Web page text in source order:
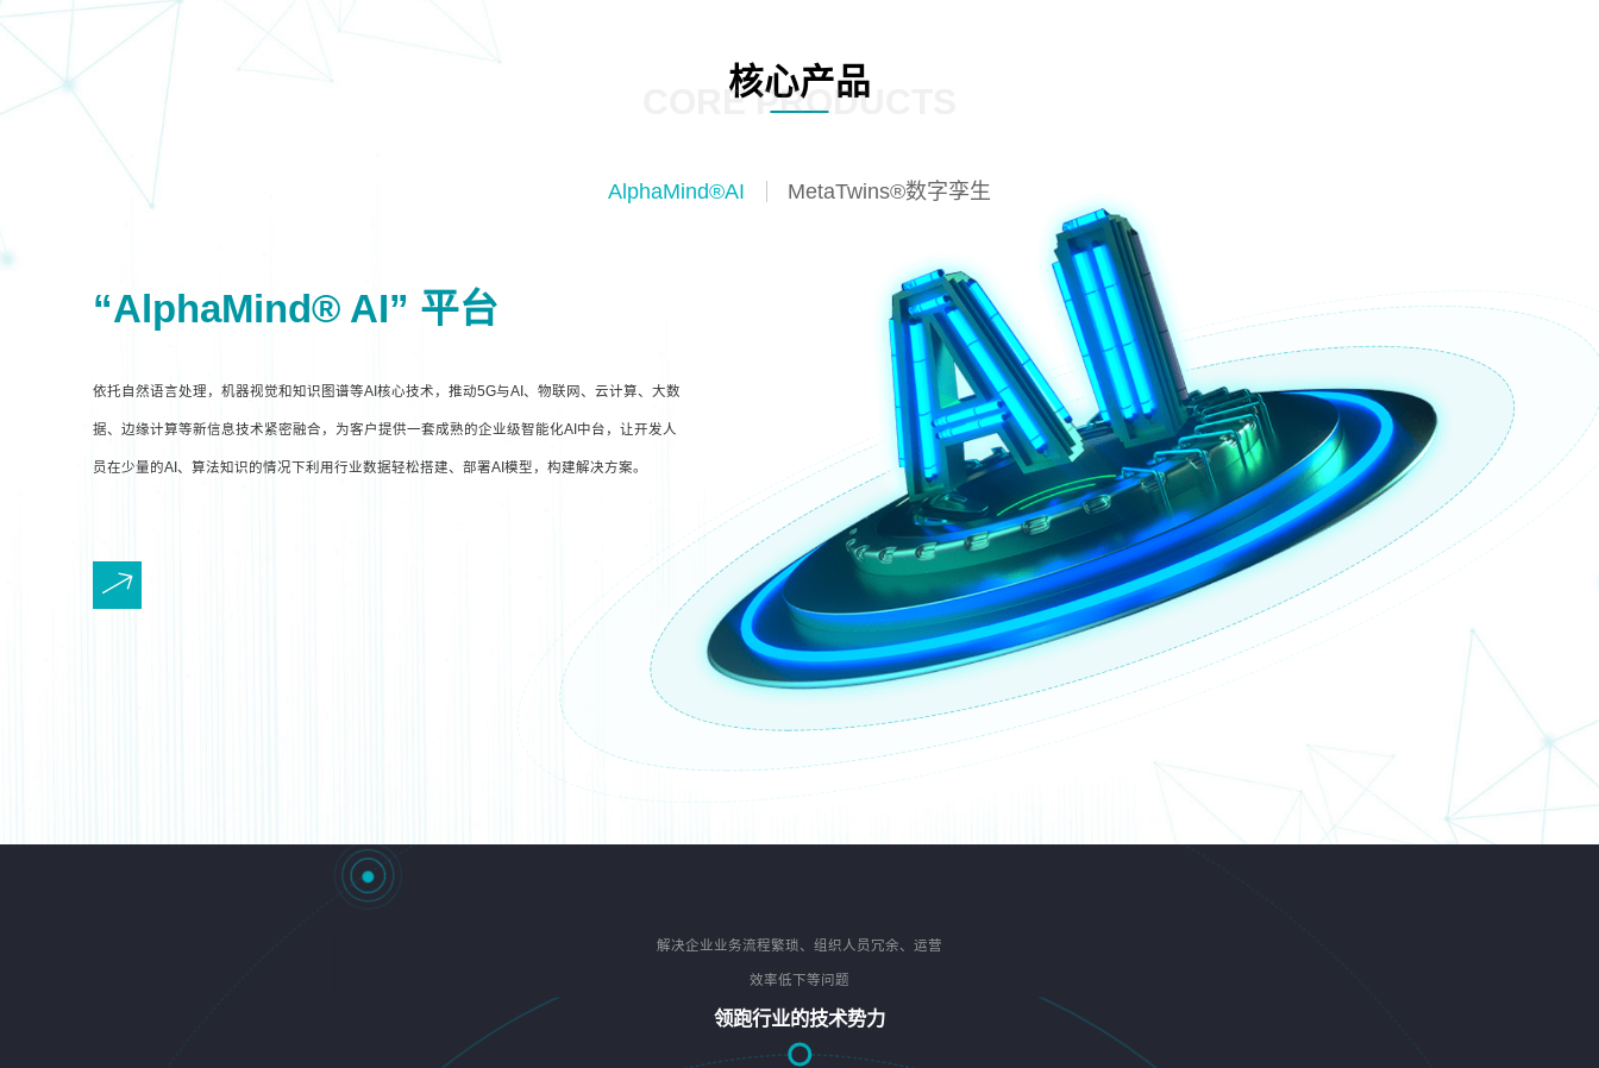
核心产品
CORE PRODUCTS
AlphaMind®AI MetaTwins®数字孪生
“AlphaMind® AI” 平台
依托自然语言处理，机器视觉和知识图谱等AI核心技术，推动5G与AI、物联网、云计算、大数
据、边缘计算等新信息技术紧密融合，为客户提供一套成熟的企业级智能化AI中台，让开发人
员在少量的AI、算法知识的情况下利用行业数据轻松搭建、部署AI模型，构建解决方案。
解决企业业务流程繁琐、组织人员冗余、运营
效率低下等问题
领跑行业的技术势力